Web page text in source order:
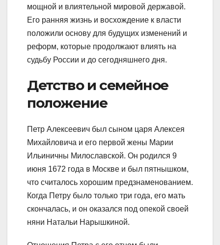
мощной и влиятельной мировой державой.
Его ранняя жизнь и восхождение к власти
положили основу для будущих изменений и
реформ, которые продолжают влиять на
судьбу России и до сегодняшнего дня.
Детство и семейное
положение
Петр Алексеевич был сыном царя Алексея
Михайловича и его первой жены Марии
Ильиничны Милославской. Он родился 9
июня 1672 года в Москве и был пятнышком,
что считалось хорошим предзнаменованием.
Когда Петру было только три года, его мать
скончалась, и он оказался под опекой своей
няни Натальи Нарышкиной.